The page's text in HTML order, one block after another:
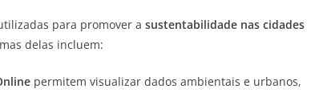
para promover a sustentabilidade nas cidades
delas incluem:
permitem visualizar dados ambientais e urbanos,